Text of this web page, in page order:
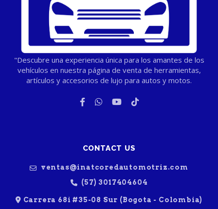
"Descubre una experiencia única para los amantes de los
vehículos en nuestra página de venta de herramientas,
artículos y accesorios de lujo para autos y motos.
CONTACT US
ventas@inatcoredautomotriz.com
(57) 3017404604
Carrera 68i #35-08 Sur (Bogota - Colombia)